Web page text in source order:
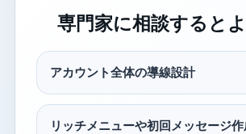
専門家に相談すると
アカウント全体の導線設計
リッチメニューや初回メッセージ